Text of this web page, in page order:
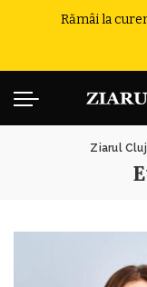
Rămâi la
Ziarul